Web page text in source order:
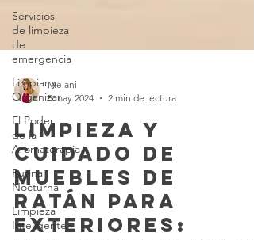
Servicios
de limpieza
de
emergencia
Limpiar y
Organizar
El Poder
de la
Aromaterapia
Rutina
Nocturna
Limpieza
Inteligente
5 may 2024
2 min de lectura
Limpieza y
Cuidado de
Muebles de
Ratán para